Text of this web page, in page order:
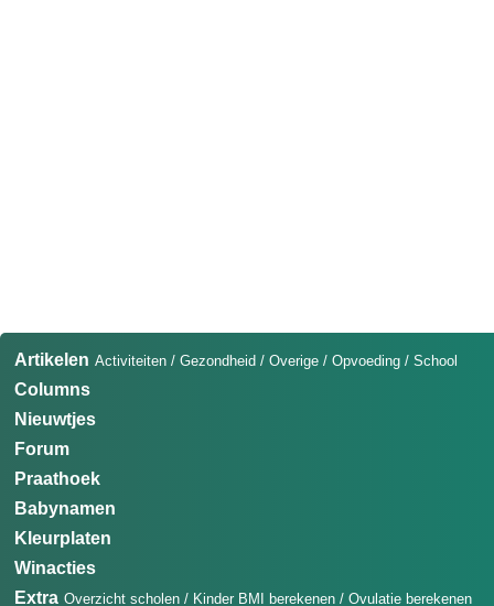
Artikelen Activiteiten / Gezondheid / Overige / Opvoeding / School
Columns
Nieuwtjes
Forum
Praathoek
Babynamen
Kleurplaten
Winacties
Extra Overzicht scholen / Kinder BMI berekenen / Ovulatie berekenen